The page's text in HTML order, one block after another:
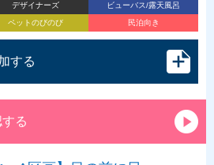
デザイナーズ
ビューバス/露天風呂
ペットのびのび 民泊向き
する
る